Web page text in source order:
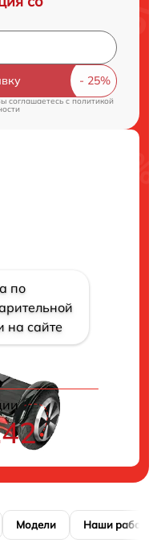
соглашаетесь cполитикой
по
на сайте
Модели Наши работы